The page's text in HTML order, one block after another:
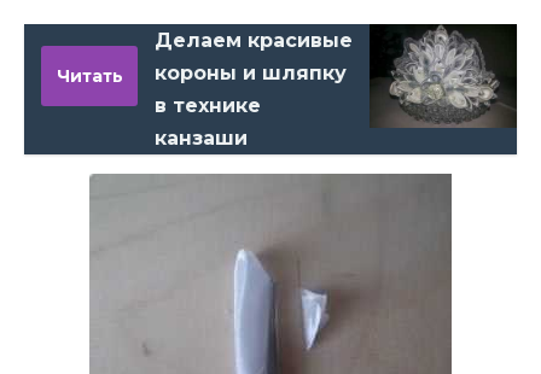
Читать
Делаем красивые
короны и шляпку
в технике
канзаши